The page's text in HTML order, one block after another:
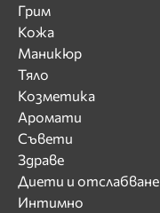
Грим
Кожа
Маникюр
Тяло
Козметика
Аромати
Съвети
Здраве
Диети и отслабване
Интимно